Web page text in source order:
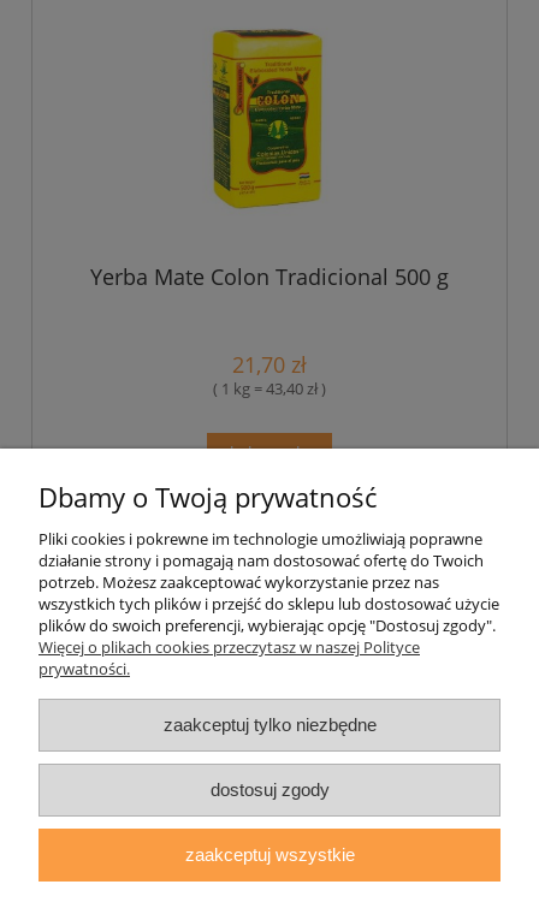
Yerba Mate Colon Tradicional 500 g
21,70 zł
( 1 kg = 43,40 zł )
do koszyka
Pomoc
Moje konto
Informacje
O nas
ul. Grodzka Nr 23, 67-200 Głogów | woj. dolnośląskie
| tel.: 513093168 | email:sklep@daryziol.pl| NIP: 6921579498 |
Dbamy o Twoją prywatność
Pliki cookies i pokrewne im technologie umożliwiają poprawne
działanie strony i pomagają nam dostosować ofertę do Twoich
potrzeb. Możesz zaakceptować wykorzystanie przez nas
wszystkich tych plików i przejść do sklepu lub dostosować użycie
plików do swoich preferencji, wybierając opcję "Dostosuj zgody".
Więcej o plikach cookies przeczytasz w naszej Polityce
prywatności.
zaakceptuj tylko niezbędne
dostosuj zgody
zaakceptuj wszystkie